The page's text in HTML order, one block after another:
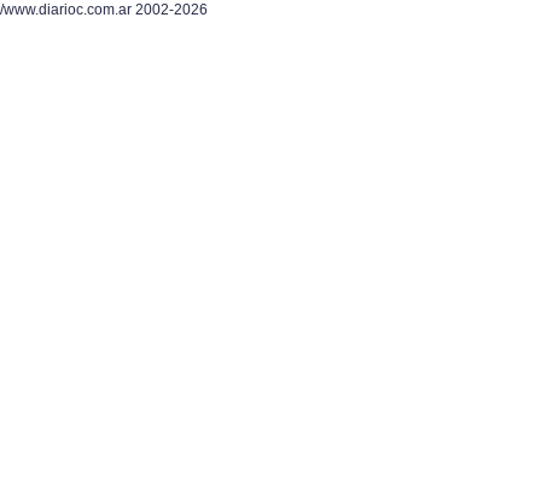
/www.diarioc.com.ar 2002-2026